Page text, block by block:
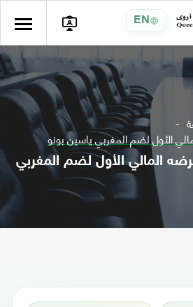
EN
الأول لضم المغربي ياسين بونو
المالي الأول لضم المغربي